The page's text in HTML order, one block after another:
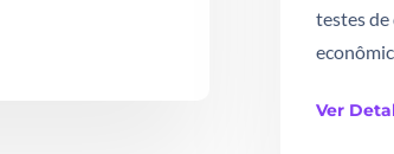
testes de
Ver